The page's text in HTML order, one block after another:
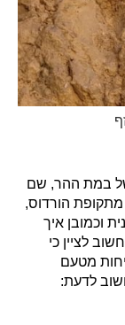
של במת ההר, שם
הורדוס,
וכמובן איך
לציין כי
מטעם
לדעת: